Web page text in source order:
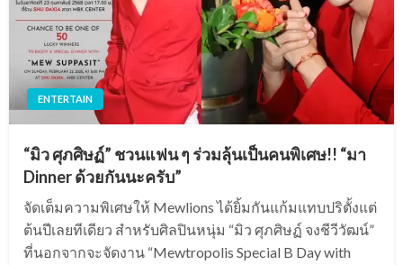
ENTERTAIN
“มิว ศุภศิษฏ์” ชวนแฟน ๆ ร่วมลุ้นเป็นคนพิเศษ!! “มา
Dinner ด้วยกันนะครับ”
จัดเต็มความพิเศษให้ Mewlions ได้ยิ้มกันแก้มแทบปริตั้งแต่
ต้นปีเลยทีเดียว สำหรับศิลปินหนุ่ม “มิว ศุภศิษฏ์ จงชีวีวัฒน์”
ที่นอกจากจะจัดงาน “Mewtropolis Special B Day with